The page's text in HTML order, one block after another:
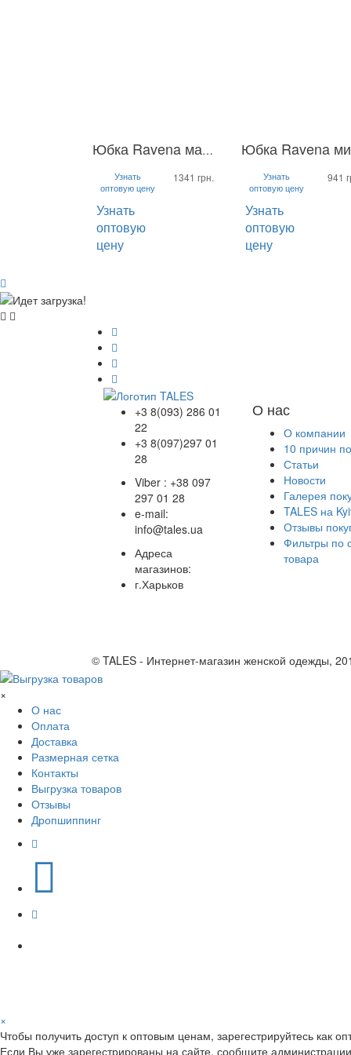
S M L Юбка Ravena макси
Узнать
оптовую цену
Узнать
оптовую
цену
1341 грн.
S M L
Узнать
оптовую цену
Узнать
оптовую
цену
941
О нас
О компании
10 причин
Статьи
Новости
Галерея
TALES на
Отзывы
Фильтры по
товара
+3 8(093) 286 01
22
+3 8(097)297 01
28
Viber : +38 097
297 01 28
e-mail:
info@tales.ua
Адреса
магазинов:
г.Харьков
© TALES - Интернет-магазин женской одежды,
×
О нас
Оплата
Доставка
Размерная сетка
Контакты
Выгрузка товаров
Отзывы
Дропшиппинг
×
Чтобы получить доступ к оптовым ценам, зарегестрируйтесь как
Если Вы уже зарегестрированы на сайте, сообщите